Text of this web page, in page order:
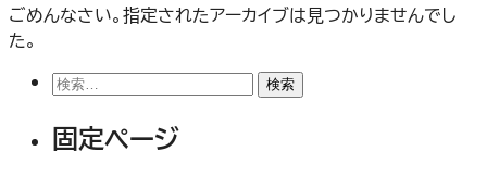
ごめんなさい。指定されたアーカイブは見つかりませんでし
た。
検
固定ページ